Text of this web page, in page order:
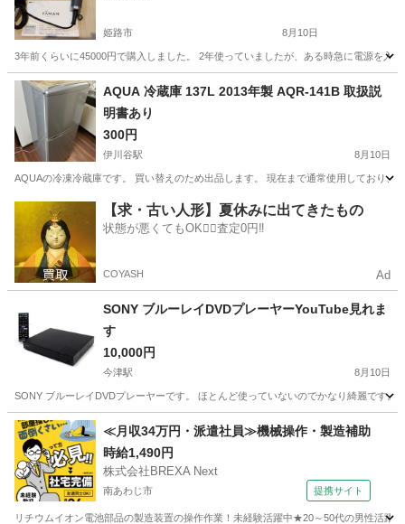
姫路市 8月10日
3年前くらいに45000円で購入しました。 2年使っていましたが、ある時急に電源を入
兵庫 姫路市 美容家電 ヤーマン
AQUA 冷蔵庫 137L 2013年製 AQR-141B 取扱説
明書あり
300円
伊川谷駅 8月10日
AQUAの冷凍冷蔵庫です。 買い替えのため出品します。 現在まで通常使用しており
伊川谷駅 キッチン家電
【求・古い人形】夏休みに出てきたもの
状態が悪くてもOK🙆‍♀️査定0円‼️
COYASH Ad
SONY ブルーレイDVDプレーヤーYouTube見れま
す
10,000円
今津駅 8月10日
SONY ブルーレイDVDプレーヤーです。 ほとんど使っていないのでかなり綺麗です
兵庫 西宮市 今津駅 映像プレーヤー、レコーダー
≪月収34万円・派遣社員≫機械操作・製造補助
時給1,490円
株式会社BREXA Next
南あわじ市 提携サイト
リチウムイオン電池部品の製造装置の操作作業！未経験活躍中★20～50代の男性活